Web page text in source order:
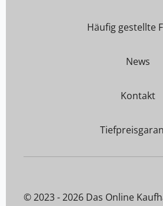
Häufig gestellte
News
Kontakt
© 2023 - 2026 Das Online